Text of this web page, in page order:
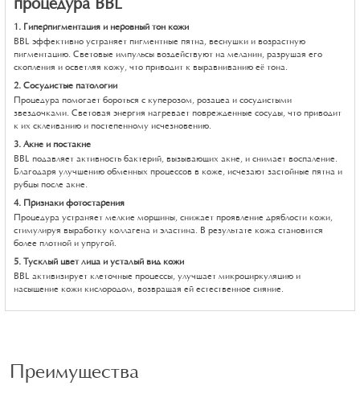
процедура BBL
1. Гиперпигментация и неровный тон кожи
BBL эффективно устраняет пигментные пятна, веснушки и возрастную
пигментацию. Световые импульсы воздействуют на меланин, разрушая его
скопления и осветляя кожу, что приводит к выравниванию её тона.
2. Сосудистые патологии
Процедура помогает бороться с куперозом, розацеа и сосудистыми
звездочками. Световая энергия нагревает поврежденные сосуды, что приводит
к их склеиванию и постепенному исчезновению.
3. Акне и постакне
BBL подавляет активность бактерий, вызывающих акне, и снимает воспаление.
Благодаря улучшению обменных процессов в коже, исчезают застойные пятна и
рубцы после акне.
4. Признаки фотостарения
Процедура устраняет мелкие морщины, снижает проявление дряблости кожи,
стимулируя выработку коллагена и эластина. В результате кожа становится
более плотной и упругой.
5. Тусклый цвет лица и усталый вид кожи
BBL активизирует клеточные процессы, улучшает микроциркуляцию и
насыщение кожи кислородом, возвращая ей естественное сияние.
Преимущества